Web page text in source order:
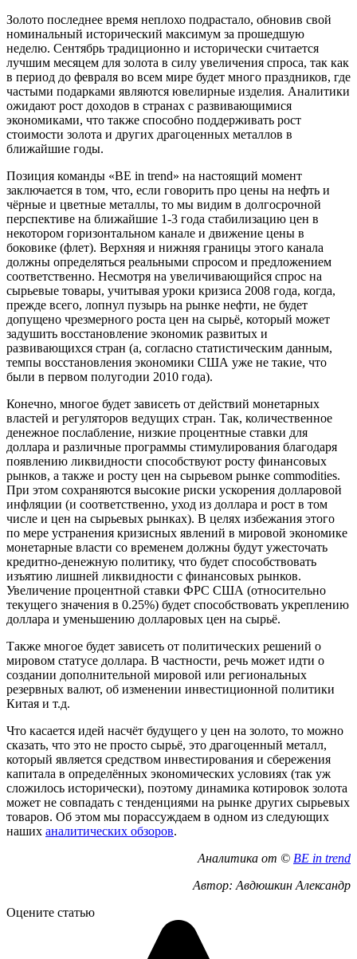
Золото последнее время неплохо подрастало, обновив свой
номинальный исторический максимум за прошедшую
неделю. Сентябрь традиционно и исторически считается
лучшим месяцем для золота в силу увеличения спроса, так как
в период до февраля во всем мире будет много праздников, где
частыми подарками являются ювелирные изделия. Аналитики
ожидают рост доходов в странах с развивающимися
экономиками, что также способно поддерживать рост
стоимости золота и других драгоценных металлов в
ближайшие годы.
Позиция команды «BE in trend» на настоящий момент
заключается в том, что, если говорить про цены на нефть и
чёрные и цветные металлы, то мы видим в долгосрочной
перспективе на ближайшие 1-3 года стабилизацию цен в
некотором горизонтальном канале и движение цены в
боковике (флет). Верхняя и нижняя границы этого канала
должны определяться реальными спросом и предложением
соответственно. Несмотря на увеличивающийся спрос на
сырьевые товары, учитывая уроки кризиса 2008 года, когда,
прежде всего, лопнул пузырь на рынке нефти, не будет
допущено чрезмерного роста цен на сырьё, который может
задушить восстановление экономик развитых и
развивающихся стран (а, согласно статистическим данным,
темпы восстановления экономики США уже не такие, что
были в первом полугодии 2010 года).
Конечно, многое будет зависеть от действий монетарных
властей и регуляторов ведущих стран. Так, количественное
денежное послабление, низкие процентные ставки для
доллара и различные программы стимулирования благодаря
появлению ликвидности способствуют росту финансовых
рынков, а также и росту цен на сырьевом рынке commodities.
При этом сохраняются высокие риски ускорения долларовой
инфляции (и соответственно, уход из доллара и рост в том
числе и цен на сырьевых рынках). В целях избежания этого
по мере устранения кризисных явлений в мировой экономике
монетарные власти со временем должны будут ужесточать
кредитно-денежную политику, что будет способствовать
изъятию лишней ликвидности с финансовых рынков.
Увеличение процентной ставки ФРС США (относительно
текущего значения в 0.25%) будет способствовать укреплению
доллара и уменьшению долларовых цен на сырьё.
Также многое будет зависеть от политических решений о
мировом статусе доллара. В частности, речь может идти о
создании дополнительной мировой или региональных
резервных валют, об изменении инвестиционной политики
Китая и т.д.
Что касается идей насчёт будущего у цен на золото, то можно
сказать, что это не просто сырьё, это драгоценный металл,
который является средством инвестирования и сбережения
капитала в определённых экономических условиях (так уж
сложилось исторически), поэтому динамика котировок золота
может не совпадать с тенденциями на рынке других сырьевых
товаров. Об этом мы порассуждаем в одном из следующих
наших аналитических обзоров.
Аналитика от © BE in trend
Автор: Авдюшкин Александр
Оцените статью